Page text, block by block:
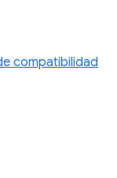
compatibilidad